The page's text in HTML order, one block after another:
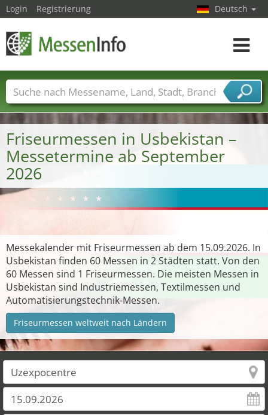
Friseurmessen in Usbekistan –
Messetermine ab September
2026
Messekalender mit Friseurmessen ab dem 15.09.2026. In
Usbekistan finden 60 Messen in 2 Städten statt. Von den
60 Messen sind 1 Friseurmessen. Die meisten Messen in
Usbekistan sind Industriemessen, Textilmessen und
Automatisierungstechnik-Messen.
Friseurmessen weltweit nach Ländern
Login Registrierung Deutsch
Toggle
Messenamen Länder Städte
Branchen
Dienstleisterbranchen